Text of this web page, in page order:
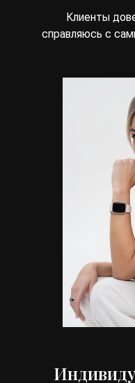
Клиенты
справляюсь с